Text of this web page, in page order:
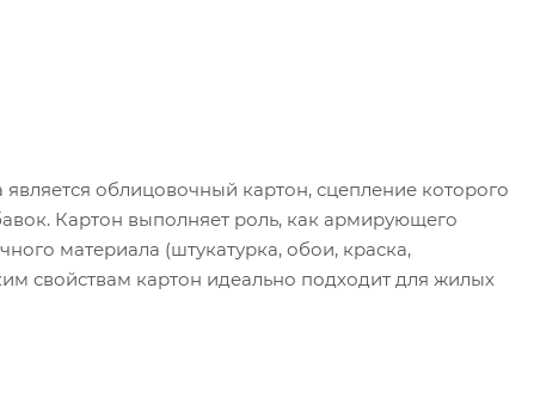
облицовочный картон, сцепление которого
Картон выполняет роль, как армирующего
материала (штукатурка, обои, краска,
свойствам картон идеально подходит для жилых